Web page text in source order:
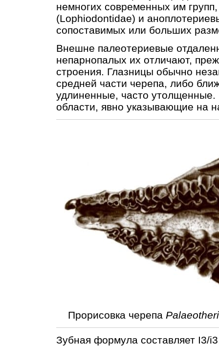
немногих современных им
(Lophiodontidae) и
сопоставимых или больших
Внешне палеотериевые
непарнопалых их отличают,
строения. Глазницы обычно
средней части черепа, либо
удлиненные, часто утолщенные.
области, явно указывающие на
Прорисовка черепа
Зубная формула составляет I3/